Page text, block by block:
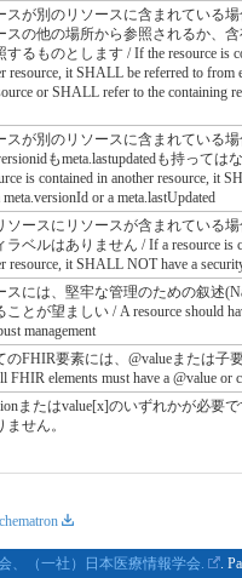
スが別のリソースに含まれている
スの他の場所から参照されるか、
するものとします / If the resource is
resource, it SHALL be referred to from
or SHALL refer to the containing
スが別のリソースに含まれている場
もmeta.lastupdatedも持っては
is contained in another resource, it
meta.versionId or a meta.lastUpdated
ソースにリソースが含まれている
ラベルはありません / If a resource is
resource, it SHALL NOT have a
スには、堅牢な管理のための叙述
ことが望ましい / A resource should
management
のFHIR要素には、@valueまたは子
FHIR elements must have a @value or
またはvalue[x]のいずれかが必要
ません。
、（一社）日本医療情報学会. .